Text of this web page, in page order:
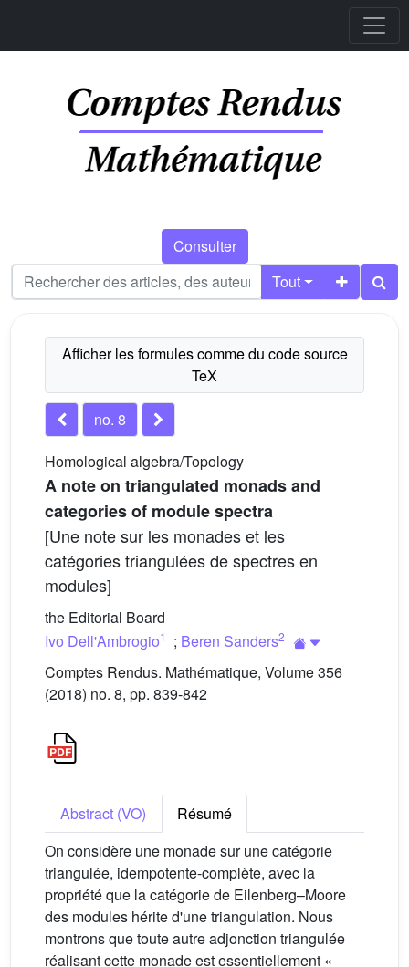
Consulter
Tout
no. 8
Homological algebra/Topology
A note on triangulated monads and
categories of module spectra
[Une note sur les monades et les
catégories triangulées de spectres en
modules]
the Editorial Board
Ivo Dell'Ambrogio1 ; Beren Sanders2
Comptes Rendus. Mathématique, Volume 356
(2018) no. 8, pp. 839-842
Abstract (VO)
Résumé
On considère une monade sur une catégorie
triangulée, idempotente-complète, avec la
propriété que la catégorie de Eilenberg–Moore
des modules hérite d'une triangulation. Nous
montrons que toute autre adjonction triangulée
réalisant cette monade est essentiellement «